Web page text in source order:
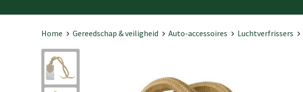
Home Gereedschap & veiligheid Auto-accessoires Luchtverfrissers